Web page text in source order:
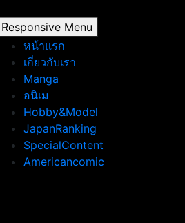
Responsive Menu
หน้าแรก
เกี่ยวกับเรา
Manga
อนิเม
Hobby&Model
JapanRanking
SpecialContent
Americancomic